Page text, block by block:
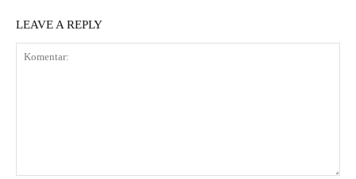
LEAVE A REPLY